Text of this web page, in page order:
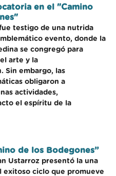
en el "Camino
testigo de una nutrida
evento, donde la
se congregó para
arte y la
Sin embargo, las
obligaron a
actividades,
el espíritu de la
de los Bodegones”
Ustarroz presentó la una
exitoso ciclo que promueve